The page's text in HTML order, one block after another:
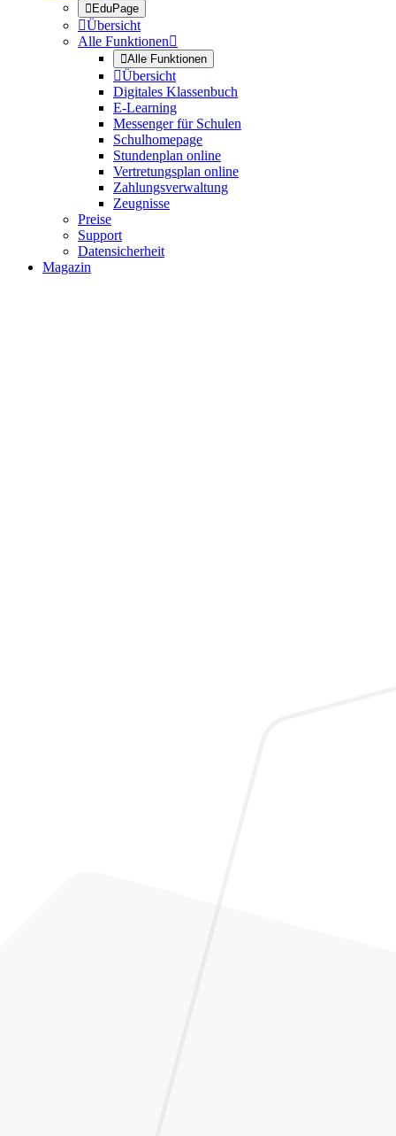
EduPage
Übersicht
Alle Funktionen
Alle Funktionen
Übersicht
Digitales Klassenbuch
E-Learning
Messenger für Schulen
Schulhomepage
Stundenplan online
Vertretungsplan online
Zahlungsverwaltung
Zeugnisse
Preise
Support
Datensicherheit
Magazin